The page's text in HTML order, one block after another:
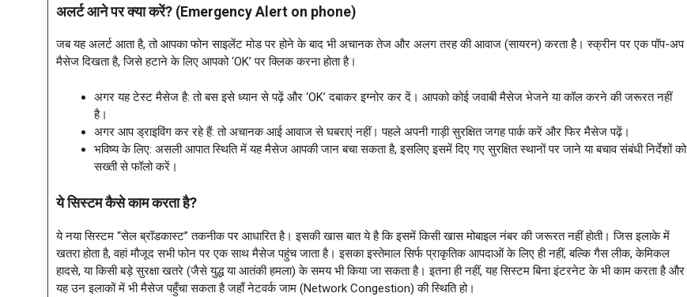
अलर्ट आने पर क्या करें? (Emergency Alert on phone)
जब यह अलर्ट आता है, तो आपका फोन साइलेंट मोड पर होने के बाद भी अचानक तेज और अलग तरह की आवाज (सायरन) करता है। स्क्रीन पर एक पॉप-अप
मैसेज दिखता है, जिसे हटाने के लिए आपको ‘OK’ पर क्लिक करना होता है।
अगर यह टेस्ट मैसेज है: तो बस इसे ध्यान से पढ़ें और ‘OK’ दबाकर इग्नोर कर दें। आपको कोई जवाबी मैसेज भेजने या कॉल करने की जरूरत नहीं
है।
अगर आप ड्राइविंग कर रहे हैं: तो अचानक आई आवाज से घबराएं नहीं। पहले अपनी गाड़ी सुरक्षित जगह पार्क करें और फिर मैसेज पढ़ें।
भविष्य के लिए: असली आपात स्थिति में यह मैसेज आपकी जान बचा सकता है, इसलिए इसमें दिए गए सुरक्षित स्थानों पर जाने या बचाव संबंधी निर्देशों को
सख्ती से फॉलो करें।
ये सिस्टम कैसे काम करता है?
ये नया सिस्टम “सेल ब्रॉडकास्ट” तकनीक पर आधारित है। इसकी खास बात ये है कि इसमें किसी खास मोबाइल नंबर की जरूरत नहीं होती। जिस इलाके में
खतरा होता है, वहां मौजूद सभी फोन पर एक साथ मैसेज पहुंच जाता है। इसका इस्तेमाल सिर्फ प्राकृतिक आपदाओं के लिए ही नहीं, बल्कि गैस लीक, केमिकल
हादसे, या किसी बड़े सुरक्षा खतरे (जैसे युद्ध या आतंकी हमला) के समय भी किया जा सकता है। इतना ही नहीं, यह सिस्टम बिना इंटरनेट के भी काम करता है और
यह उन इलाकों में भी मैसेज पहुँचा सकता है जहाँ नेटवर्क जाम (Network Congestion) की स्थिति हो।